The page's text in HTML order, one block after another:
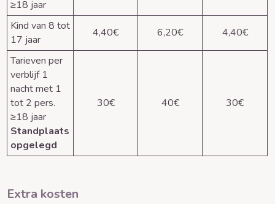
≥18 jaar
Kind van 8 tot
17 jaar
4,40€ 6,20€ 4,40€
Tarieven per
verblijf 1
nacht met 1
tot 2 pers.
≥18 jaar
Standplaats
opgelegd
30€ 40€ 30€
Extra kosten